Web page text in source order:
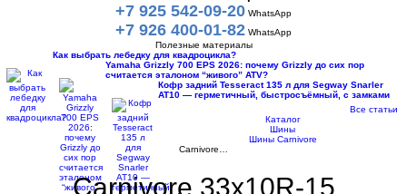
+7 925 542-09-20 WhatsApp
+7 926 400-01-82 WhatsApp
Полезные материалы
Как выбрать лебедку для квадроцикла?
Yamaha Grizzly 700 EPS 2026: почему Grizzly до сих пор
считается эталоном “живого” ATV?
Кофр задний Tesseract 135 л для Segway Snarler
AT10 — герметичный, быстросъёмный, с замками
Все статьи
Каталог
Шины
Шины Carnivore
Carnivore…
Carnivore 33x10R-15